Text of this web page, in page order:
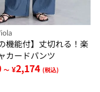
機能付】丈切れる！楽
カードパンツ
～ ¥2,174 (税込)